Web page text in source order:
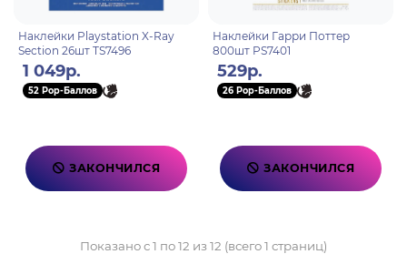
Наклейки Playstation X-Ray
Section 26шт TS7496
1 049р.
52 Pop-Баллов
ЗАКОНЧИЛСЯ
Наклейки Гарри Поттер
800шт PS7401
529р.
26 Pop-Баллов
ЗАКОНЧИЛСЯ
Показано с 1 по 12 из 12 (всего 1 страниц)